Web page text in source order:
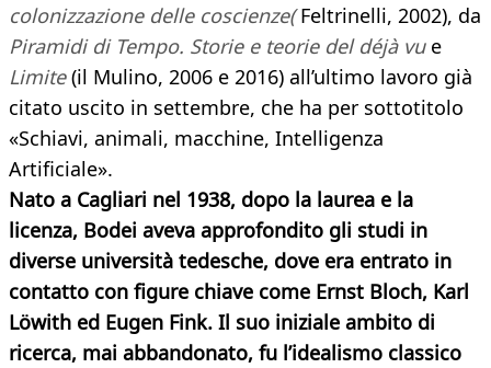
colonizzazione delle coscienze(Feltrinelli, 2002), da
Piramidi di Tempo. Storie e teorie del déjà vue
Limite(il Mulino, 2006 e 2016) all’ultimo lavoro già
citato uscito in settembre, che ha per sottotitolo
«Schiavi, animali, macchine, Intelligenza
Artificiale».
Nato a Cagliari nel 1938, dopo la laurea e la
licenza, Bodei aveva approfondito gli studi in
diverse università tedesche, dove era entrato in
contatto con figure chiave come Ernst Bloch, Karl
Löwith ed Eugen Fink. Il suo iniziale ambito di
ricerca, mai abbandonato, fu l’idealismo classico